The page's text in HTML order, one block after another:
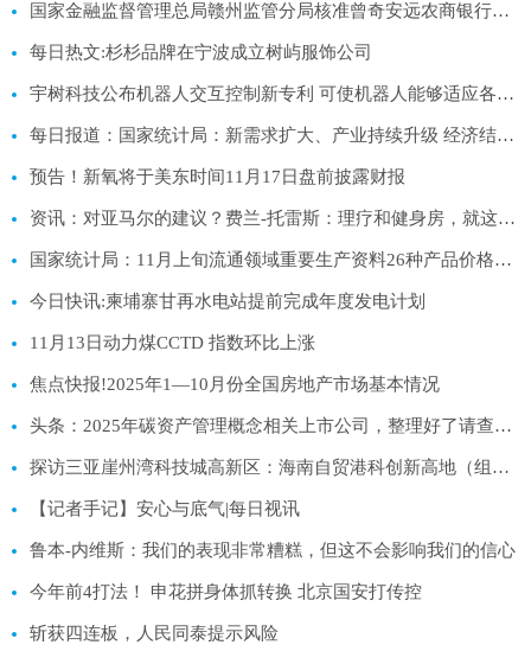
国家金融监督管理总局赣州监管分局核准曾奇安远农商银行董事_每日热门
每日热文:杉杉品牌在宁波成立树屿服饰公司
宇树科技公布机器人交互控制新专利 可使机器人能够适应各种场景-焦点精选
每日报道：国家统计局：新需求扩大、产业持续升级 经济结构调整成效积极
预告！新氧将于美东时间11月17日盘前披露财报
资讯：对亚马尔的建议？费兰-托雷斯：理疗和健身房，就这么简单
国家统计局：11月上旬流通领域重要生产资料26种产品价格上涨|观焦点
今日快讯:柬埔寨甘再水电站提前完成年度发电计划
11月13日动力煤CCTD 指数环比上涨
焦点快报!2025年1—10月份全国房地产市场基本情况
头条：2025年碳资产管理概念相关上市公司，整理好了请查收！（11月13日）
探访三亚崖州湾科技城高新区：海南自贸港科创新高地（组图）
【记者手记】安心与底气|每日视讯
鲁本-内维斯：我们的表现非常糟糕，但这不会影响我们的信心
今年前4打法！ 申花拼身体抓转换 北京国安打传控
斩获四连板，人民同泰提示风险